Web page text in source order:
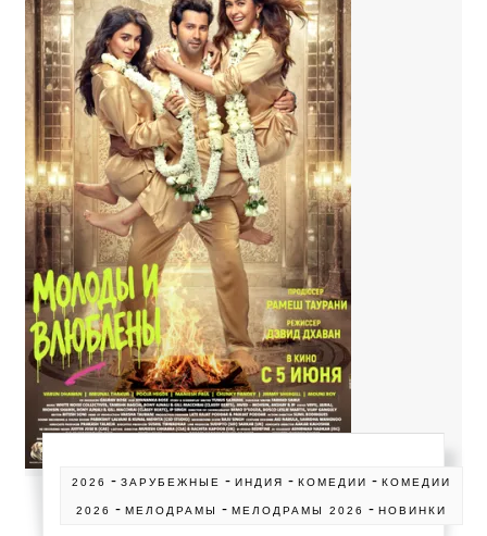
2026 -ЗАРУБЕЖНЫЕ -ИНДИЯ -КОМЕДИИ -КОМЕДИИ
2026 -МЕЛОДРАМЫ -МЕЛОДРАМЫ 2026 -НОВИНКИ